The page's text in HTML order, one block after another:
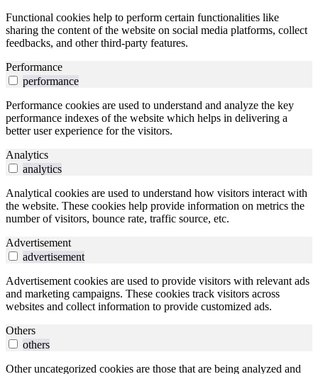
Functional cookies help to perform certain functionalities like
sharing the content of the website on social media platforms, collect
feedbacks, and other third-party features.
Performance
performance
Performance cookies are used to understand and analyze the key
performance indexes of the website which helps in delivering a
better user experience for the visitors.
Analytics
analytics
Analytical cookies are used to understand how visitors interact with
the website. These cookies help provide information on metrics the
number of visitors, bounce rate, traffic source, etc.
Advertisement
advertisement
Advertisement cookies are used to provide visitors with relevant ads
and marketing campaigns. These cookies track visitors across
websites and collect information to provide customized ads.
Others
others
Other uncategorized cookies are those that are being analyzed and